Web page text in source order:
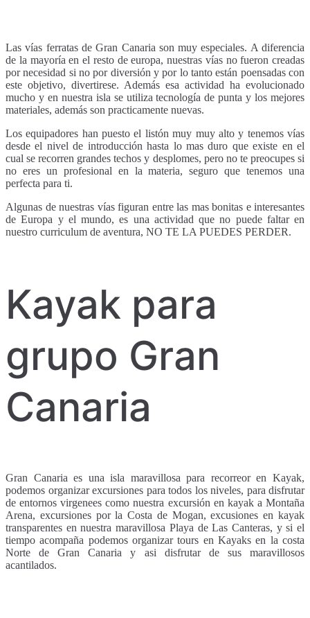
Las vías ferratas de Gran Canaria son muy especiales. A diferencia
de la mayoría en el resto de europa, nuestras vías no fueron creadas
por necesidad si no por diversión y por lo tanto están poensadas con
este objetivo, divertirese. Además esa actividad ha evolucionado
mucho y en nuestra isla se utiliza tecnología de punta y los mejores
materiales, además son practicamente nuevas.
Los equipadores han puesto el listón muy muy alto y tenemos vías
desde el nivel de introducción hasta lo mas duro que existe en el
cual se recorren grandes techos y desplomes, pero no te preocupes si
no eres un profesional en la materia, seguro que tenemos una
perfecta para ti.
Algunas de nuestras vías figuran entre las mas bonitas e interesantes
de Europa y el mundo, es una actividad que no puede faltar en
nuestro curriculum de aventura, NO TE LA PUEDES PERDER.
Kayak para
grupo Gran
Canaria
Gran Canaria es una isla maravillosa para recorreor en Kayak,
podemos organizar excursiones para todos los niveles, para disfrutar
de entornos virgenees como nuestra excursión en kayak a Montaña
Arena, excursiones por la Costa de Mogan, excusiones en kayak
transparentes en nuestra maravillosa Playa de Las Canteras, y si el
tiempo acompaña podemos organizar tours en Kayaks en la costa
Norte de Gran Canaria y asi disfrutar de sus maravillosos
acantilados.